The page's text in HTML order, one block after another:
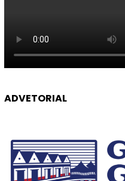
ADVETORIAL